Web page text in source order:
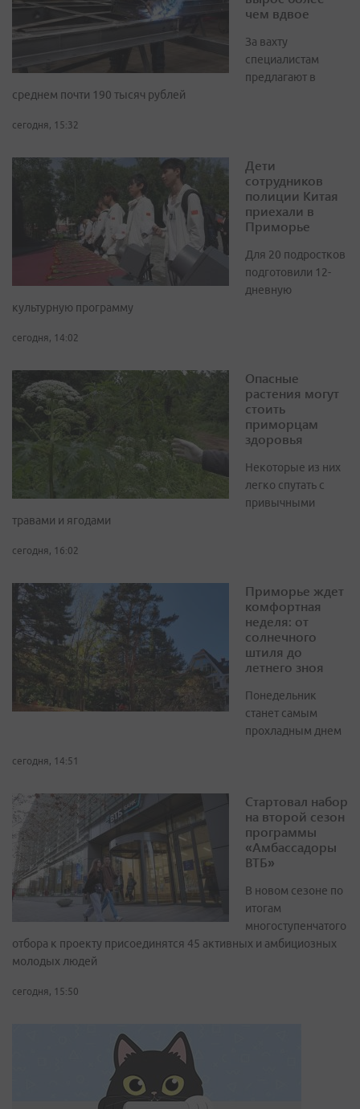
чем вдвое
За вахту
специалистам
предлагают в
среднем почти 190 тысяч рублей
сегодня, 15:32
Дети
сотрудников
полиции Китая
приехали в
Приморье
Для 20 подростков
подготовили 12-
дневную
культурную программу
сегодня, 14:02
Опасные
растения могут
стоить
приморцам
здоровья
Некоторые из них
легко спутать с
привычными
травами и ягодами
сегодня, 16:02
Приморье ждет
комфортная
неделя: от
солнечного
штиля до
летнего зноя
Понедельник
станет самым
прохладным днем
сегодня, 14:51
Стартовал набор
на второй сезон
программы
«Амбассадоры
ВТБ»
В новом сезоне по
итогам
многоступенчатого
отбора к проекту присоединятся 45 активных и амбициозных
молодых людей
сегодня, 15:50